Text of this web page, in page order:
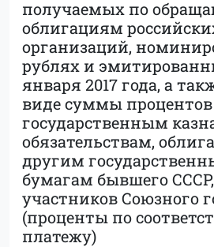
получаемых по
облигациям
организаций,
рублях и
января 2017 года, а
виде суммы
государственным
обязательствам,
другим
бумагам бывшего СССР,
участников Союзного
(проценты по
платежу)